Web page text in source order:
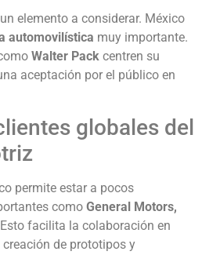
elemento a considerar. México
automovilística muy importante.
Walter Pack centren su
aceptación por el público en
globales del
permite estar a pocos
como General Motors,
facilita la colaboración en
de prototipos y